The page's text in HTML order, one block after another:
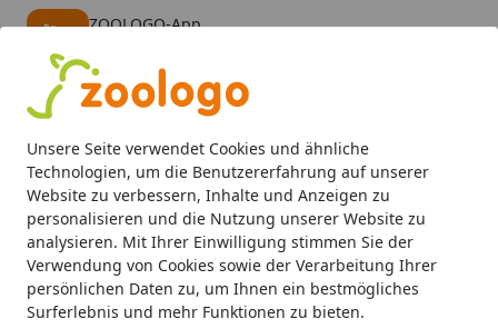
Unsere Seite verwendet Cookies und ähnliche
Technologien, um die Benutzererfahrung auf unserer
Website zu verbessern, Inhalte und Anzeigen zu
personalisieren und die Nutzung unserer Website zu
analysieren. Mit Ihrer Einwilligung stimmen Sie der
Verwendung von Cookies sowie der Verarbeitung Ihrer
persönlichen Daten zu, um Ihnen ein bestmögliches
Surferlebnis und mehr Funktionen zu bieten.
ZOOLOGO-App
Alle Produkte
Mein Konto
Suchen
Startseite
Unsere Gütesiegel
Unsere Gütesiegel
Wir geben unser Bestes für Sie und lassen uns nach